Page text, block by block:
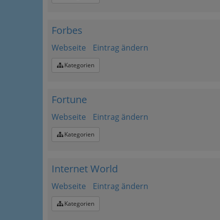
Forbes
Webseite Eintrag ändern
Kategorien
Fortune
Webseite Eintrag ändern
Kategorien
Internet World
Webseite Eintrag ändern
Kategorien